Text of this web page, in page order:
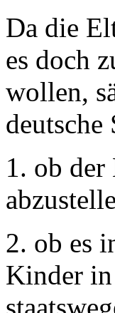
Da die
es doch
wollen,
deutsche
1. ob
2. ob es
Kinder